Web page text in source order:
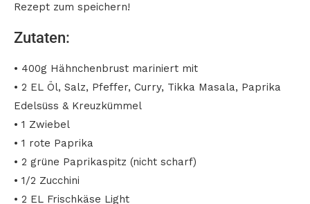
Rezept zum speichern!
Zutaten:
• 400g Hähnchenbrust mariniert mit
• 2 EL Öl, Salz, Pfeffer, Curry, Tikka Masala, Paprika
Edelsüss & Kreuzkümmel
• 1 Zwiebel
• 1 rote Paprika
• 2 grüne Paprikaspitz (nicht scharf)
• 1/2 Zucchini
• 2 EL Frischkäse Light